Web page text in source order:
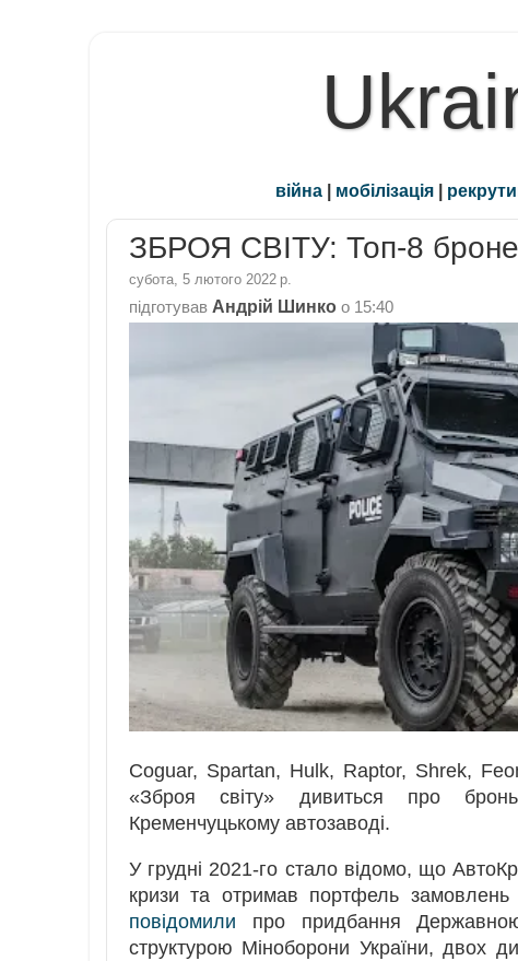
війна | мобілізація |
ЗБРОЯ СВІТУ: Топ-8
субота, 5 лютого 2022 р.
підготував Андрій Шинко о 15:40
Coguar, Spartan, Hulk, Raptor, Shrek,
«Зброя світу» дивиться про
Кременчуцькому автозаводі.
У грудні 2021-го стало відомо, що
кризи та отримав портфель
повідомили про придбання
структурою Міноборони України, двох